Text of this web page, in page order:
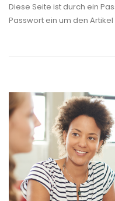
Diese Seite ist durch ein
Passwort ein um den Artikel